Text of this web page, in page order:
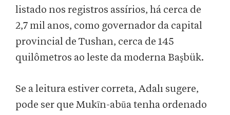
listado nos registros assírios, há cerca de
2,7 mil anos, como governador da capital
provincial de Tushan, cerca de 145
quilômetros ao leste da moderna Başbük.
Se a leitura estiver correta, Adalı sugere,
pode ser que Mukīn-abūa tenha ordenado